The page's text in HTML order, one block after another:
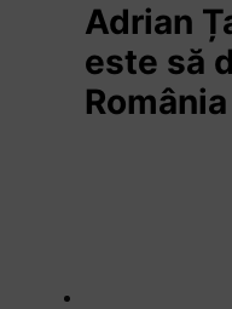
Adrian
este să
România